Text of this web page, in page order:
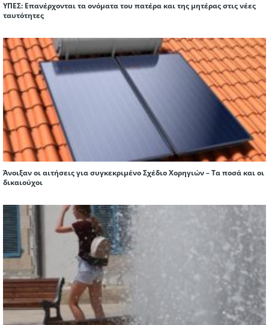
ΥΠΕΣ: Επανέρχονται τα ονόματα του πατέρα και της μητέρας στις νέες
ταυτότητες
Άνοιξαν οι αιτήσεις για συγκεκριμένο Σχέδιο Χορηγιών – Τα ποσά και οι
δικαιούχοι